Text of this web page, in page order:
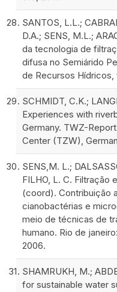
SANTOS, L.L.;
D.A.; SENS, M.L.;
da tecnologia de
difusa no Semiárido
de Recursos Hídricos,
SCHMIDT, C.K.;
Experiences with
Germany. TWZ-
Center (TZW),
SENS,M. L.;
FILHO, L. C. Filtração
(coord). Contribuição
cianobactérias e
meio de técnicas de
humano. Rio de
2006.
SHAMRUKH, M.;
for sustainable water